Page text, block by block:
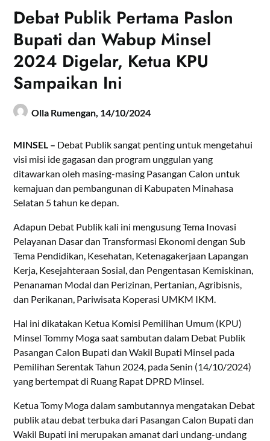
Debat Publik Pertama Paslon
Bupati dan Wabup Minsel
2024 Digelar, Ketua KPU
Sampaikan Ini
Olla Rumengan, 14/10/2024
MINSEL – Debat Publik sangat penting untuk mengetahui
visi misi ide gagasan dan program unggulan yang
ditawarkan oleh masing-masing Pasangan Calon untuk
kemajuan dan pembangunan di Kabupaten Minahasa
Selatan 5 tahun ke depan.
Adapun Debat Publik kali ini mengusung Tema Inovasi
Pelayanan Dasar dan Transformasi Ekonomi dengan Sub
Tema Pendidikan, Kesehatan, Ketenagakerjaan Lapangan
Kerja, Kesejahteraan Sosial, dan Pengentasan Kemiskinan,
Penanaman Modal dan Perizinan, Pertanian, Agribisnis,
dan Perikanan, Pariwisata Koperasi UMKM IKM.
Hal ini dikatakan Ketua Komisi Pemilihan Umum (KPU)
Minsel Tommy Moga saat sambutan dalam Debat Publik
Pasangan Calon Bupati dan Wakil Bupati Minsel pada
Pemilihan Serentak Tahun 2024, pada Senin (14/10/2024)
yang bertempat di Ruang Rapat DPRD Minsel.
Ketua Tomy Moga dalam sambutannya mengatakan Debat
publik atau debat terbuka dari Pasangan Calon Bupati dan
Wakil Bupati ini merupakan amanat dari undang-undang